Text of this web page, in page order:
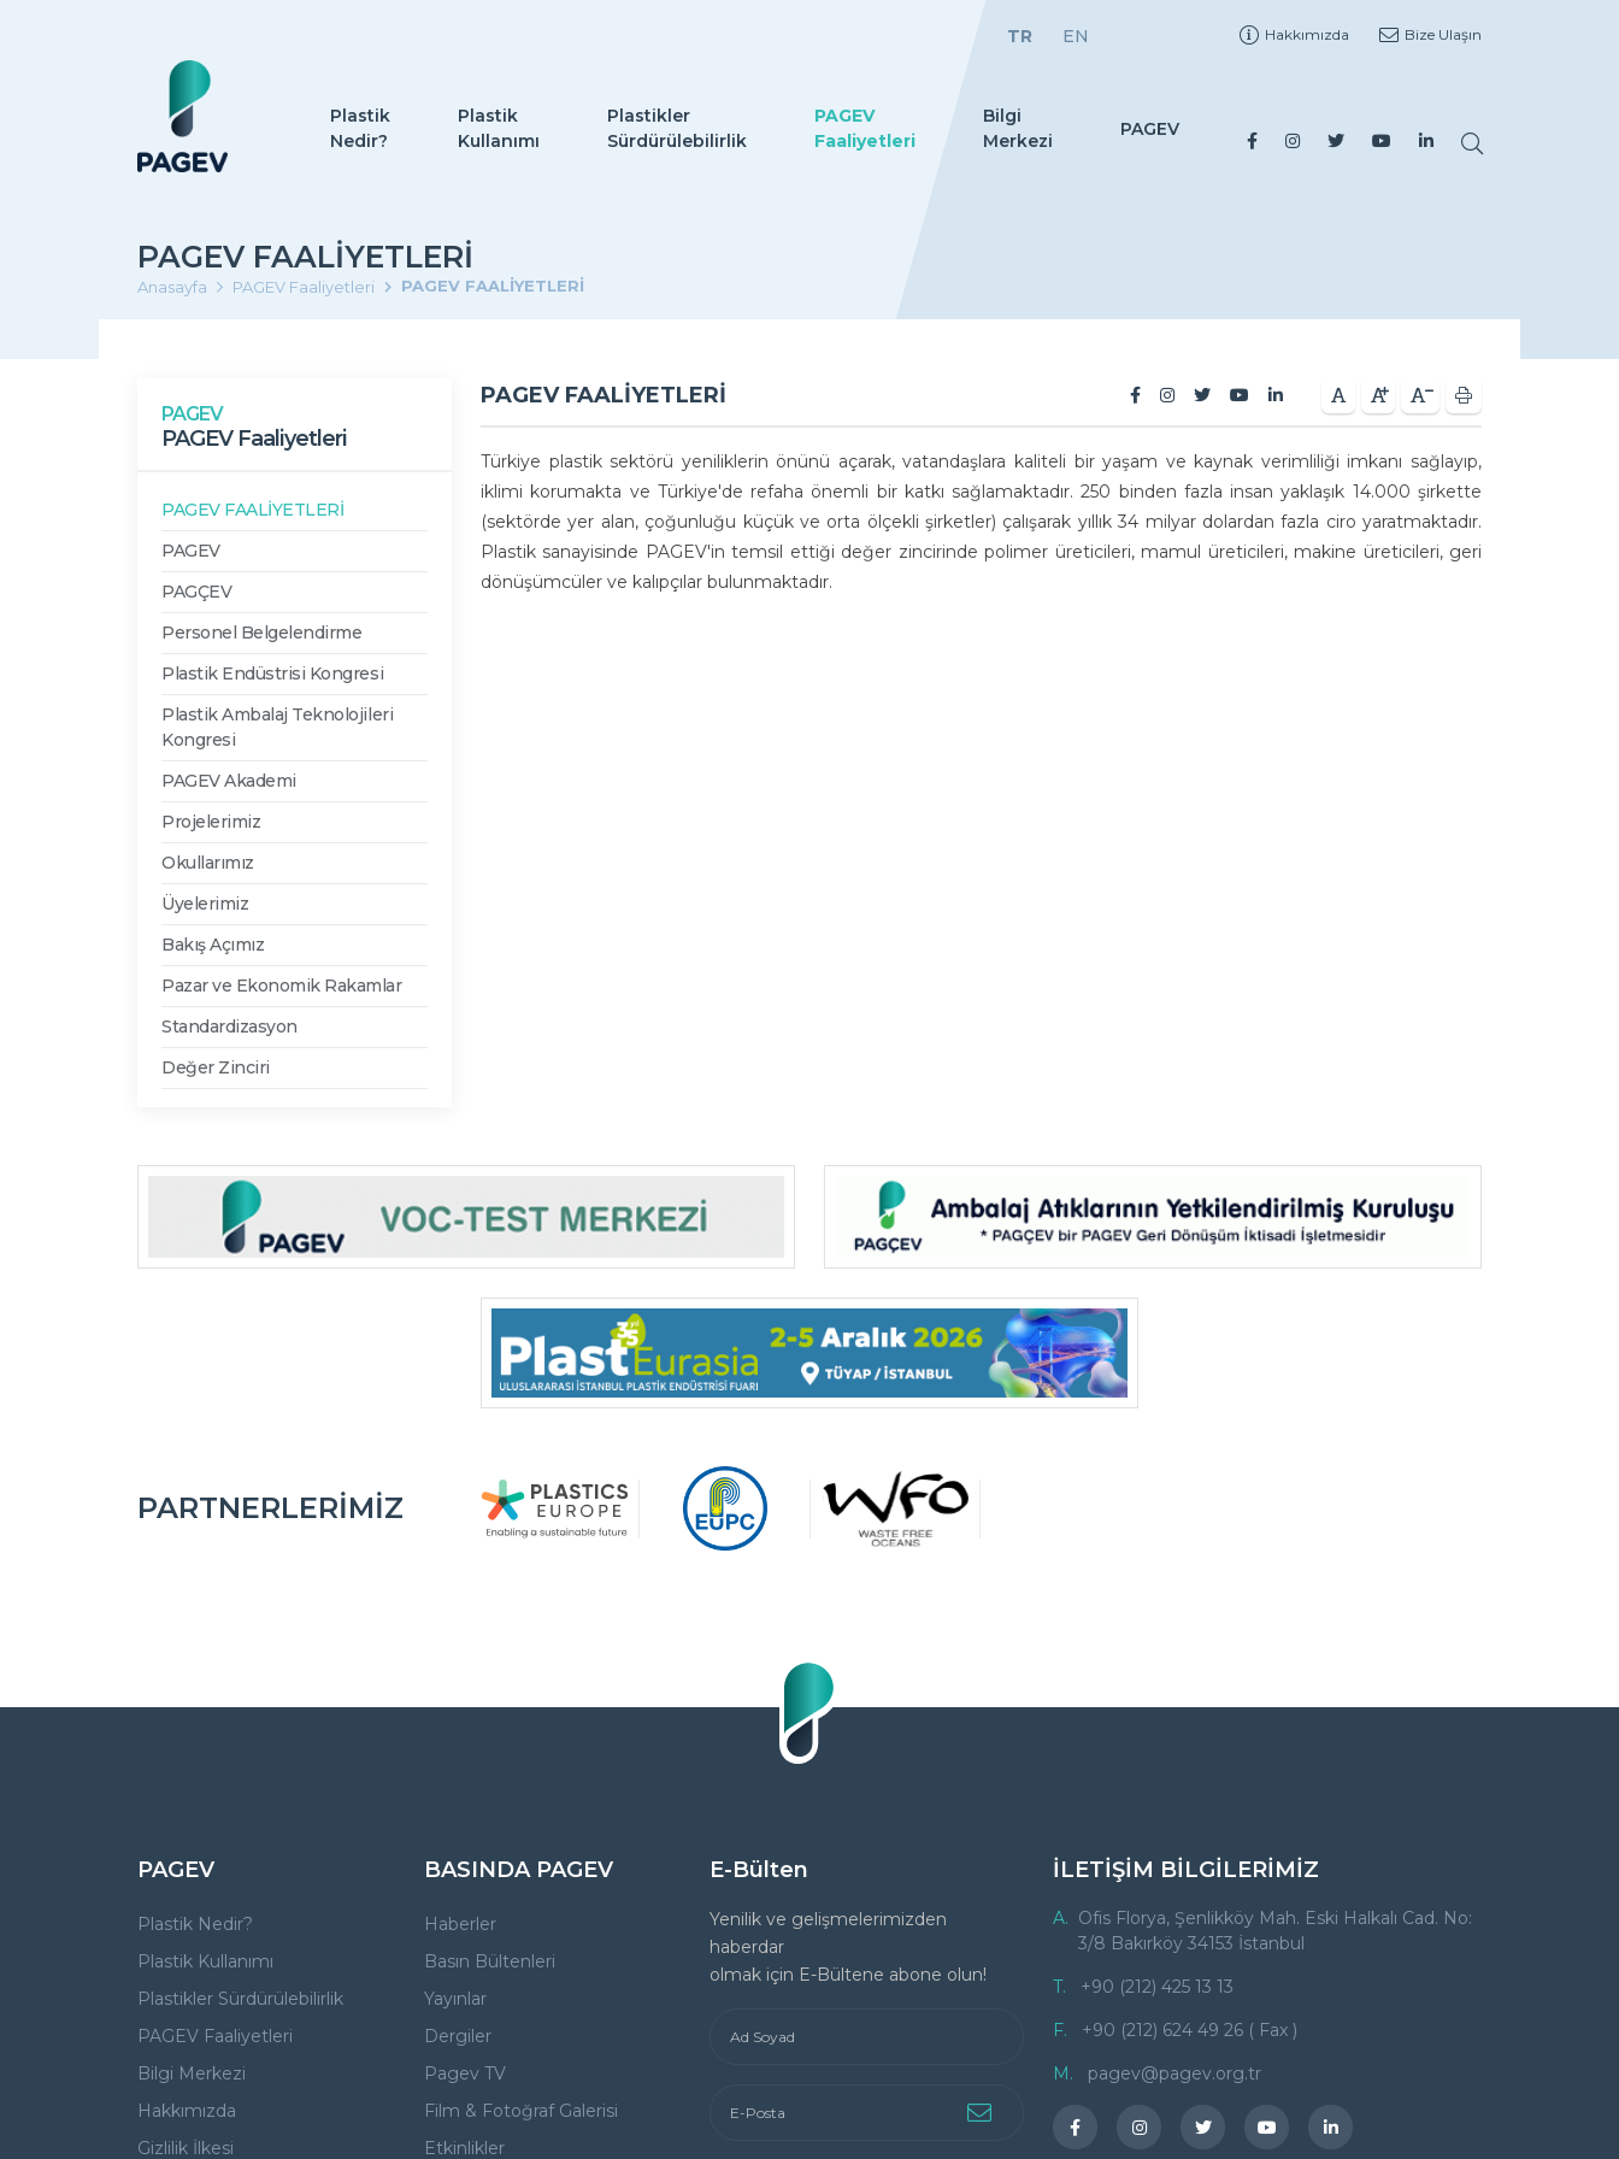
TR EN Hakkımızda Bize Ulaşın
Plastik
Nedir?
Plastik
Kullanımı
Plastikler
Sürdürülebilirlik
PAGEV
Faaliyetleri
Bilgi
Merkezi
PAGEV
PAGEV FAALIYETLERI
Anasayfa PAGEV Faaliyetleri PAGEV FAALİYETLERİ
PAGEV
PAGEV Faaliyetleri
PAGEV FAALİYETLERİ
PAGEV
PAGÇEV
Personel Belgelendirme
Plastik Endüstrisi Kongresi
Plastik Ambalaj Teknolojileri
Kongresi
PAGEV Akademi
Projelerimiz
Okullarımız
Üyelerimiz
Bakış Açımız
Pazar ve Ekonomik Rakamlar
Standardizasyon
Değer Zinciri
PAGEV FAALİYETLERİ
Türkiye plastik sektörü yeniliklerin önünü açarak, vatandaşlara kaliteli bir yaşam ve kaynak verimliliği imkanı sağlayıp,
iklimi korumakta ve Türkiye'de refaha önemli bir katkı sağlamaktadır. 250 binden fazla insan yaklaşık 14.000 şirkette
(sektörde yer alan, çoğunluğu küçük ve orta ölçekli şirketler) çalışarak yıllık 34 milyar dolardan fazla ciro yaratmaktadır.
Plastik sanayisinde PAGEV'in temsil ettiği değer zincirinde polimer üreticileri, mamul üreticileri, makine üreticileri, geri
dönüşümcüler ve kalıpçılar bulunmaktadır.
PARTNERLERIMIZ
PAGEV
Plastik Nedir?
Plastik Kullanımı
Plastikler Sürdürülebilirlik
PAGEV Faaliyetleri
Bilgi Merkezi
Hakkımızda
Gizlilik İlkesi
BASINDA PAGEV
Haberler
Basın Bültenleri
Yayınlar
Dergiler
Pagev TV
Film & Fotoğraf Galerisi
Etkinlikler
E-Bülten
Yenilik ve gelişmelerimizden
haberdar
olmak için E-Bültene abone olun!
İLETİŞİM BİLGİLERİMİZ
A. Ofis Florya, Şenlikköy Mah. Eski Halkalı Cad. No:
3/8 Bakırköy 34153 İstanbul
T.
+90 (212) 425 13 13
F.
+90 (212) 624 49 26 ( Fax )
M.
pagev@pagev.org.tr